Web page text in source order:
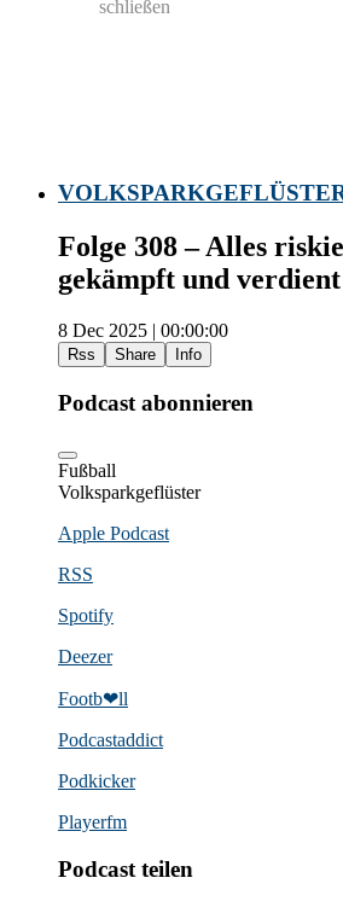
schließen
Folge 308 – Alles
gekämpft und verdient
8 Dec 2025 | 00:00:00
Rss Share Info
Podcast abonnieren
Fußball
Volksparkgeflüster
Apple Podcast
RSS
Spotify
Deezer
Footb❤ll
Podcast­addict
Podkicker
Playerfm
Podcast teilen